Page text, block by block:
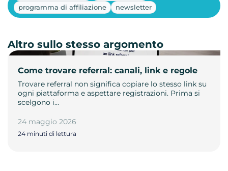
programma di affiliazione
newsletter
Come trovare referral: canali, link e regole
Trovare referral non significa copiare lo stesso link su
ogni piattaforma e aspettare registrazioni. Prima si
scelgono i…
24 maggio 2026
24 minuti di lettura
Mostra altri
Altro sullo stesso argomento